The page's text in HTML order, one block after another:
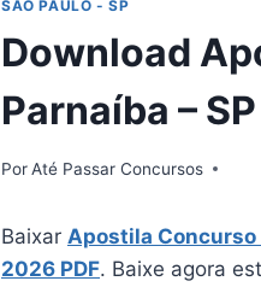
SÃO PAULO - SP
Download
Parnaíba –
PorAté Passar Concursos
Baixar Apostila Concurso
2026 PDF. Baixe agora